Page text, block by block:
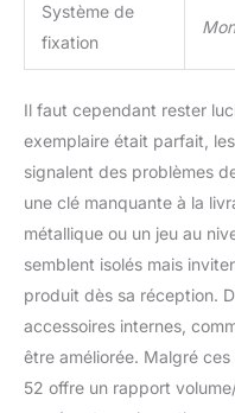
Système de
fixation
Il faut cependant rester
exemplaire était parfait,
signalent des problèmes
une clé manquante à la
métallique ou un jeu au
semblent isolés mais
produit dès sa réception.
accessoires internes,
être améliorée. Malgré
52 offre un rapport